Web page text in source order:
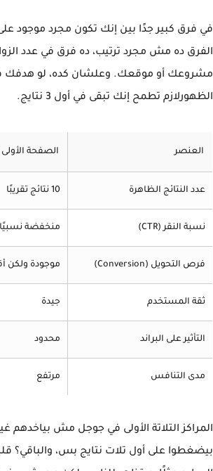
في فرق كبير جدًا بين إنك تكون مجرد موجود على
الفرق ده مش مجرد ترتيب، ده فرق في عدد
مشروعك أو موقعك. وعلشان كده، لو هدفك
الظهورلازم تطمح إنك تبقى في أول 3 نتايج.
العنصر الصفحة
عدد النتائج الظاهرة 10 نتائج تقريبًا
نسبة النقر (CTR) منخفضة نسبيًا
فرص التحويل (Conversion) موجودة ولكن
ثقة المستخدم جيدة
التأثير على البراند محدود
مدى التنافس مرتفع
بيضغطوا على أول تلات نتايج بس، والباقي؟